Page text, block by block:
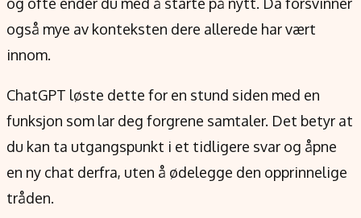
Verdensnyheter
Alt om penger på engelsk
også mye av konteksten dere allerede har vært
innom.
ChatGPT løste dette for en stund siden med en
funksjon som lar deg forgrene samtaler. Det betyr at
du kan ta utgangspunkt i et tidligere svar og åpne
en ny chat derfra, uten å ødelegge den opprinnelige
tråden.